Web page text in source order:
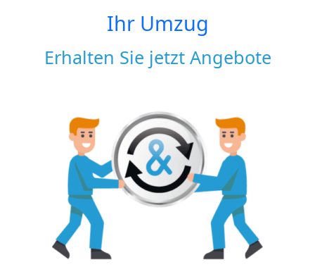
Ihr Umzug
Erhalten Sie jetzt Angebote